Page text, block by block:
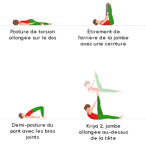
Posture de torsion
allongée sur le dos
Étirement de
l'arrière de la jambe
avec une ceinture
Demi-posture du
pont avec les bras
joints
Kriya 2, jambe
allongée au-dessus
de la tête